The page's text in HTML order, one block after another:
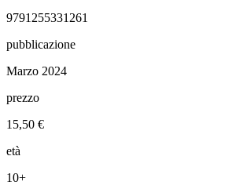
9791255331261
pubblicazione
Marzo 2024
prezzo
15,50 €
età
10+